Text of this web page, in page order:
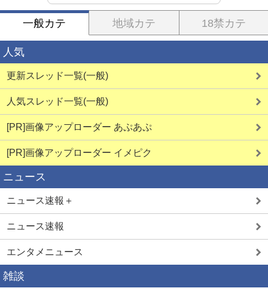
一般カテ 地域カテ 18禁カテ
人気
更新スレッド一覧(一般)
人気スレッド一覧(一般)
[PR]画像アップローダー あぷあぷ
[PR]画像アップローダー イメピク
ニュース
ニュース速報＋
ニュース速報
エンタメニュース
雑談